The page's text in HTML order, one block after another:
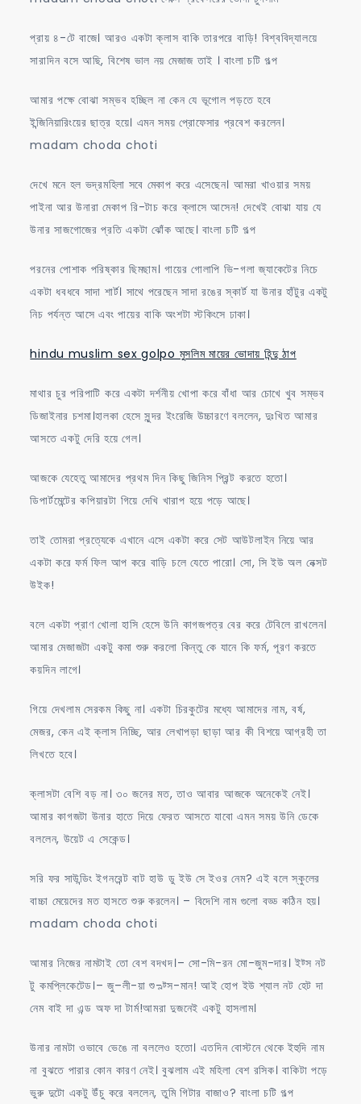
প্রায় ৪-টে বাজে। আরও একটা ক্লাস বাকি তারপরে বাড়ি! বিশ্ববিদ্যালয়ে
সারাদিন বসে আছি, বিশেষ ভাল নয় মেজাজ তাই । বাংলা চটি গল্প
আমার পক্ষে বোঝা সম্ভব হচ্ছিল না কেন যে ভূগোল পড়তে হবে
ইন্জিনিয়ারিংয়ের ছাত্র হয়ে। এমন সময় প্রোফেসার প্রবেশ করলেন।
madam choda choti
দেখে মনে হল ভদ্রমহিলা সবে মেকাপ করে এসেছেন। আমরা খাওয়ার সময়
পাইনা আর উনারা মেকাপ রি-টাচ করে ক্লাসে আসেন! দেখেই বোঝা যায় যে
উনার সাজগোজের প্রতি একটা ঝোঁক আছে। বাংলা চটি গল্প
পরনের পোশাক পরিষ্কার ছিমছাম। গায়ের গোলাপি ভি-গলা জ্যাকেটের নিচে
একটা ধবধবে সাদা শার্ট। সাথে পরেছেন সাদা রঙের স্কার্ট যা উনার হাঁটুর একটু
নিচ পর্যন্ত আসে এবং পায়ের বাকি অংশটা স্টকিংসে ঢাকা।
hindu muslim sex golpo মুসলিম মায়ের ভোদায় হিন্দু ঠাপ
মাথার চুর পরিপাটি করে একটা দর্শনীয় খোপা করে বাঁধা আর চোখে খুব সম্ভব
ডিজাইনার চশমা।হালকা হেসে সুন্দর ইংরেজি উচ্চারণে বললেন, দুঃখিত আমার
আসতে একটু দেরি হয়ে গেল।
আজকে যেহেতু আমাদের প্রথম দিন কিছু জিনিস প্রিন্ট করতে হতো।
ডিপার্টমেন্টের কপিয়ারটা গিয়ে দেখি খারাপ হয়ে পড়ে আছে।
তাই তোমরা প্রত্যেকে এখানে এসে একটা করে সেট আউটলাইন নিয়ে আর
একটা করে ফর্ম ফিল আপ করে বাড়ি চলে যেতে পারো। সো, সি ইউ অল নেক্সট
উইক!
বলে একটা প্রাণ খোলা হাসি হেসে উনি কাগজপত্র বের করে টেবিলে রাখলেন।
আমার মেজাজটা একটু কমা শুরু করলো কিন্তু কে যানে কি ফর্ম, পূরণ করতে
কয়দিন লাগে।
গিয়ে দেখলাম সেরকম কিছু না। একটা চিরকুটের মধ্যে আমাদের নাম, বর্ষ,
মেজর, কেন এই ক্লাস নিচ্ছি, আর লেখাপড়া ছাড়া আর কী বিশয়ে আগ্রহী তা
লিখতে হবে।
ক্লাসটা বেশি বড় না। ৩০ জনের মত, তাও আবার আজকে অনেকেই নেই।
আমার কাগজটা উনার হাতে দিয়ে ফেরত আসতে যাবো এমন সময় উনি ডেকে
বললেন, উয়েট এ সেকেন্ড।
সরি ফর সাউন্ডিং ইগনরেন্ট বাট হাউ ডু ইউ সে ইওর নেম? এই বলে স্কুলের
বাচ্চা মেয়েদের মত হাসতে শুরু করলেন। – বিদেশি নাম গুলো বড্ড কঠিন হয়।
madam choda choti
আমার নিজের নামটাই তো বেশ বদখদ।– সো-মি-রন মো-জুম-দার। ইট্স নট
টু কমপ্লিকেটেড।– জু–লী-য়া শু-ল্ট্স-মান! আই হোপ ইউ শ্যাল নট হেট দা
নেম বাই দা এন্ড অফ দা টার্ম!আমরা দুজনেই একটু হাসলাম।
উনার নামটা ওভাবে ভেঙে না বললেও হতো। এতদিন বোস্টনে থেকে ইহুদি নাম
না বুঝতে পারার কোন কারণ নেই। বুঝলাম এই মহিলা বেশ রসিক। বাকিটা পড়ে
ভুরু দুটো একটু উঁচু করে বললেন, তুমি গিটার বাজাও? বাংলা চটি গল্প